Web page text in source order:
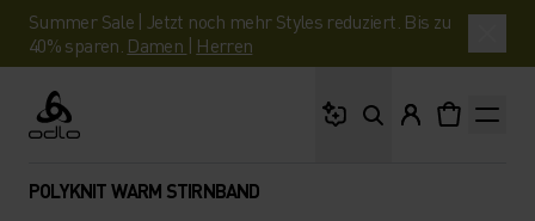
Summer Sale | Jetzt noch mehr Styles reduziert. Bis zu
40% sparen. Damen | Herren
Odlo
POLYKNIT WARM STIRNBAND